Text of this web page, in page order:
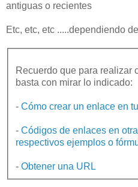
antiguas o recientes
Etc, etc, etc .....dependiendo
Recuerdo que para realizar
basta con mirar lo indicado:
- Cómo crear un enlace en
-Códigos de enlaces en
respectivos ejemplos o
- Obtener una URL